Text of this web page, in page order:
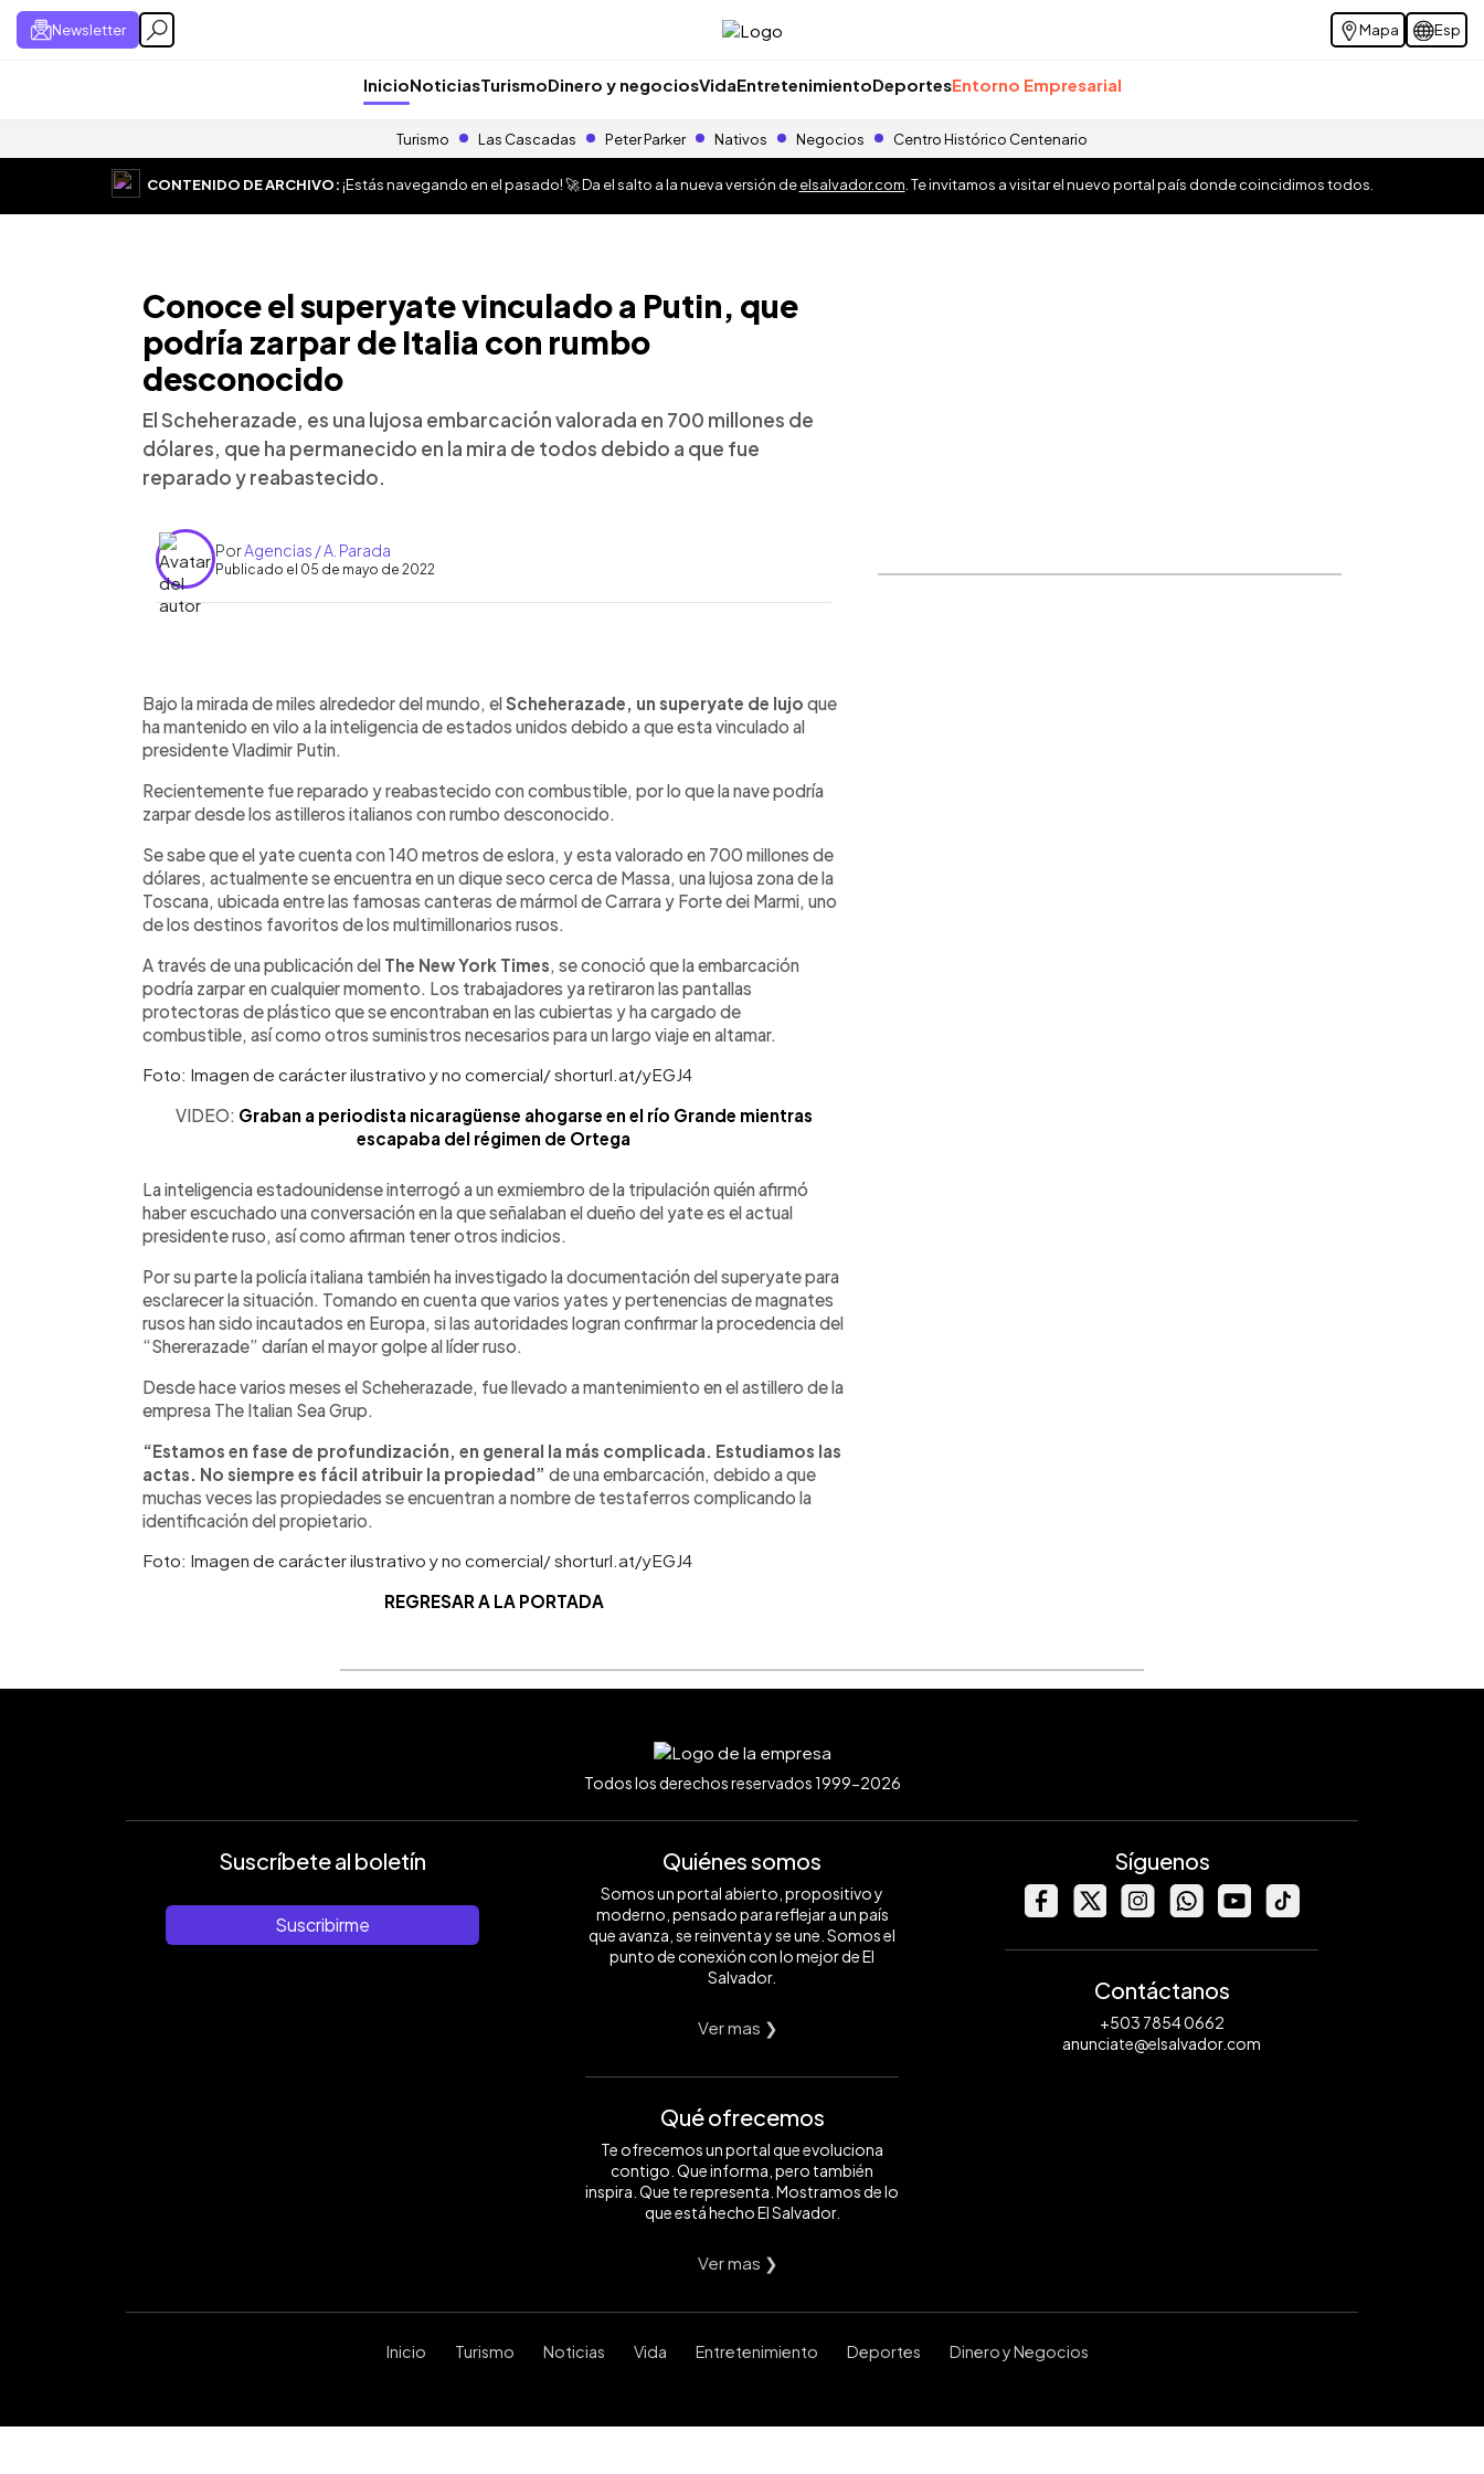
Newsletter Mapa Esp
InicioNoticiasTurismoDinero y negociosVidaEntretenimientoDeportesEntorno Empresarial
Turismo Las Cascadas Peter Parker Nativos Negocios Centro Histórico Centenario
CONTENIDO DE ARCHIVO:¡Estás navegando en el pasado! 🚀 Da el salto a la nueva versión deelsalvador.com . Te invitamos a visitar el nuevo portal país donde coincidimos todos.
Conoce el superyate vinculado a Putin, que
podría zarpar de Italia con rumbo
desconocido
El Scheherazade, es una lujosa embarcación valorada en 700 millones de
dólares, que ha permanecido en la mira de todos debido a que fue
reparado y reabastecido.
PorAgencias / A. Parada
Publicado el 05 de mayo de 2022
► Escuchar artículo
Bajo la mirada de miles alrededor del mundo, el Scheherazade, un superyate de lujo que
ha mantenido en vilo a la inteligencia de estados unidos debido a que esta vinculado al
presidente Vladimir Putin.
Recientemente fue reparado y reabastecido con combustible, por lo que la nave podría
zarpar desde los astilleros italianos con rumbo desconocido.
Se sabe que el yate cuenta con 140 metros de eslora, y esta valorado en 700 millones de
dólares, actualmente se encuentra en un dique seco cerca de Massa, una lujosa zona de la
Toscana, ubicada entre las famosas canteras de mármol de Carrara y Forte dei Marmi, uno
de los destinos favoritos de los multimillonarios rusos.
A través de una publicación del The New York Times, se conoció que la embarcación
podría zarpar en cualquier momento. Los trabajadores ya retiraron las pantallas
protectoras de plástico que se encontraban en las cubiertas y ha cargado de
combustible, así como otros suministros necesarios para un largo viaje en altamar.
Foto: Imagen de carácter ilustrativo y no comercial/ shorturl.at/yEGJ4
VIDEO: Graban a periodista nicaragüense ahogarse en el río Grande mientras
escapaba del régimen de Ortega
La inteligencia estadounidense interrogó a un exmiembro de la tripulación quién afirmó
haber escuchado una conversación en la que señalaban el dueño del yate es el actual
presidente ruso, así como afirman tener otros indicios.
Por su parte la policía italiana también ha investigado la documentación del superyate para
esclarecer la situación. Tomando en cuenta que varios yates y pertenencias de magnates
rusos han sido incautados en Europa, si las autoridades logran confirmar la procedencia del
“Shererazade” darían el mayor golpe al líder ruso.
Desde hace varios meses el Scheherazade, fue llevado a mantenimiento en el astillero de la
empresa The Italian Sea Grup.
“Estamos en fase de profundización, en general la más complicada. Estudiamos las
actas. No siempre es fácil atribuir la propiedad” de una embarcación, debido a que
muchas veces las propiedades se encuentran a nombre de testaferros complicando la
identificación del propietario.
Foto: Imagen de carácter ilustrativo y no comercial/ shorturl.at/yEGJ4
REGRESAR A LA PORTADA
Todos los derechos reservados 1999-2026
Suscríbete al boletín
Suscribirme
Quiénes somos
Somos un portal abierto, propositivo y
moderno, pensado para reflejar a un país
que avanza, se reinventa y se une. Somos el
punto de conexión con lo mejor de El
Salvador.
Ver mas ❯
Qué ofrecemos
Te ofrecemos un portal que evoluciona
contigo. Que informa, pero también
inspira. Que te representa. Mostramos de lo
que está hecho El Salvador.
Ver mas ❯
Síguenos
Contáctanos
+503 7854 0662
anunciate@elsalvador.com
Inicio Turismo Noticias Vida Entretenimiento Deportes Dinero y Negocios